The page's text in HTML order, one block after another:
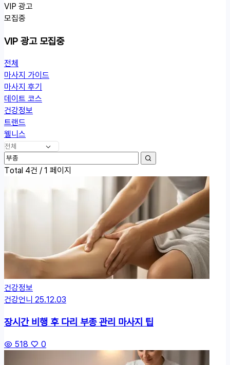
VIP 광고
모집중
VIP 광고 모집중
전체
마사지 가이드
마사지 후기
데이트 코스
건강정보
트랜드
웰니스
검
색
검
색
Total 4건 /1 페이지
건강정보
건강언니 25.12.03
장시간 비행 후 다리 부종관리 마사지 팁
518 0